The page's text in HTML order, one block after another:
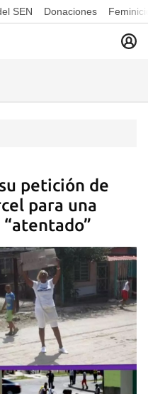
SEN Donaciones
petición de
para una